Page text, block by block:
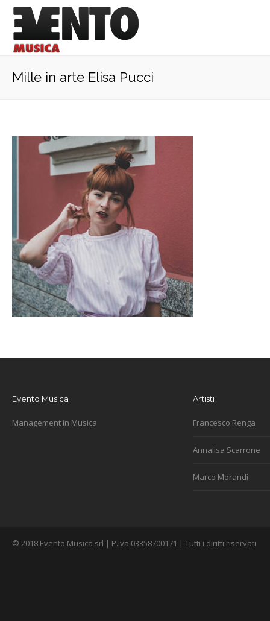
Mille in arte Elisa Pucci
Evento Musica
Management in Musica
Artisti
Francesco Renga
Annalisa Scarrone
Marco Morandi
© 2018 Evento Musica srl | P.Iva 03358700171 | Tutti i diritti riservati